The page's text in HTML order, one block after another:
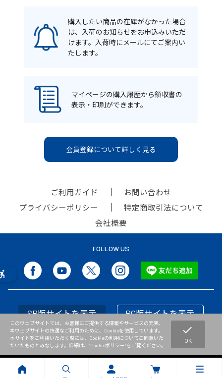
購入したい商品の在庫がなかった場合
は、入荷のお知らせをお申込みいただ
けます。入荷時にメールにてご案内い
たします。
マイページの購入履歴から領収書の
表示・印刷ができます。
会員登録について詳しく見る
ご利用ガイド
お問い合わせ
プライバシーポリシー
特定商取引法について
会社概要
FOLLOW US
SP版サイトを表示 PC版サイトを表示
Copyright © NISHI Athletic Goods Co.,Ltd. All Rights Reserved.
このウェブサイトでは、お客様にご提供する情報やサービスの充実、
本ウェブサイトの快適なご利用のために、Cookieを使用しています。
本サイトをご利用いただく際には、Cookieの利用についてご同意いた
だいたものとみなします。詳細は、”Cookieポリシー”をご覧ください。
check
OK